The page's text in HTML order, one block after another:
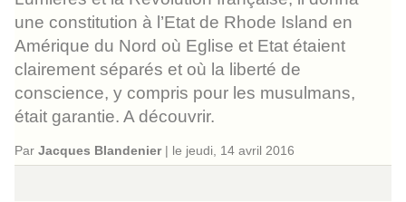
une constitution à l’Etat de Rhode Island en
Amérique du Nord où Eglise et Etat étaient
clairement séparés et où la liberté de
conscience, y compris pour les musulmans,
était garantie. A découvrir.
Par Jacques Blandenier le jeudi, 14 avril 2016